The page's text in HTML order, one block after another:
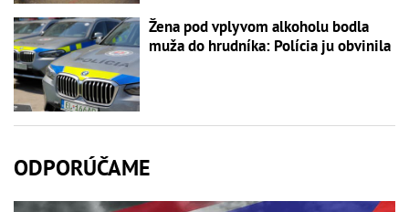
Žena pod vplyvom alkoholu bodla
muža do hrudníka: Polícia ju obvinila
ODPORÚČAME